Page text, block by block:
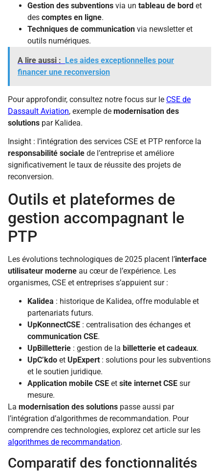
Gestion des subventions via un tableau de bord et
des comptes en ligne.
Techniques de communication via newsletter et
outils numériques.
A lire aussi : Les aides exceptionnelles pour
financer une reconversion
Pour approfondir, consultez notre focus sur le CSE de
Dassault Aviation, exemple de modernisation des
solutions par Kalidea.
Insight : l’intégration des services CSE et PTP renforce la
responsabilité sociale de l’entreprise et améliore
significativement le taux de réussite des projets de
reconversion.
Outils et plateformes de
gestion accompagnant le
PTP
Les évolutions technologiques de 2025 placent l’interface
utilisateur moderne au cœur de l’expérience. Les
organismes, CSE et entreprises s’appuient sur :
Kalidea : historique de Kalidea, offre modulable et
partenariats futurs.
UpKonnectCSE : centralisation des échanges et
communication CSE.
UpBilletterie : gestion de la billetterie et cadeaux.
UpC’kdo et UpExpert : solutions pour les subventions
et le soutien juridique.
Application mobile CSE et site internet CSE sur
mesure.
La modernisation des solutions passe aussi par
l’intégration d’algorithmes de recommandation. Pour
comprendre ces technologies, explorez cet article sur les
algorithmes de recommandation.
Comparatif des fonctionnalités